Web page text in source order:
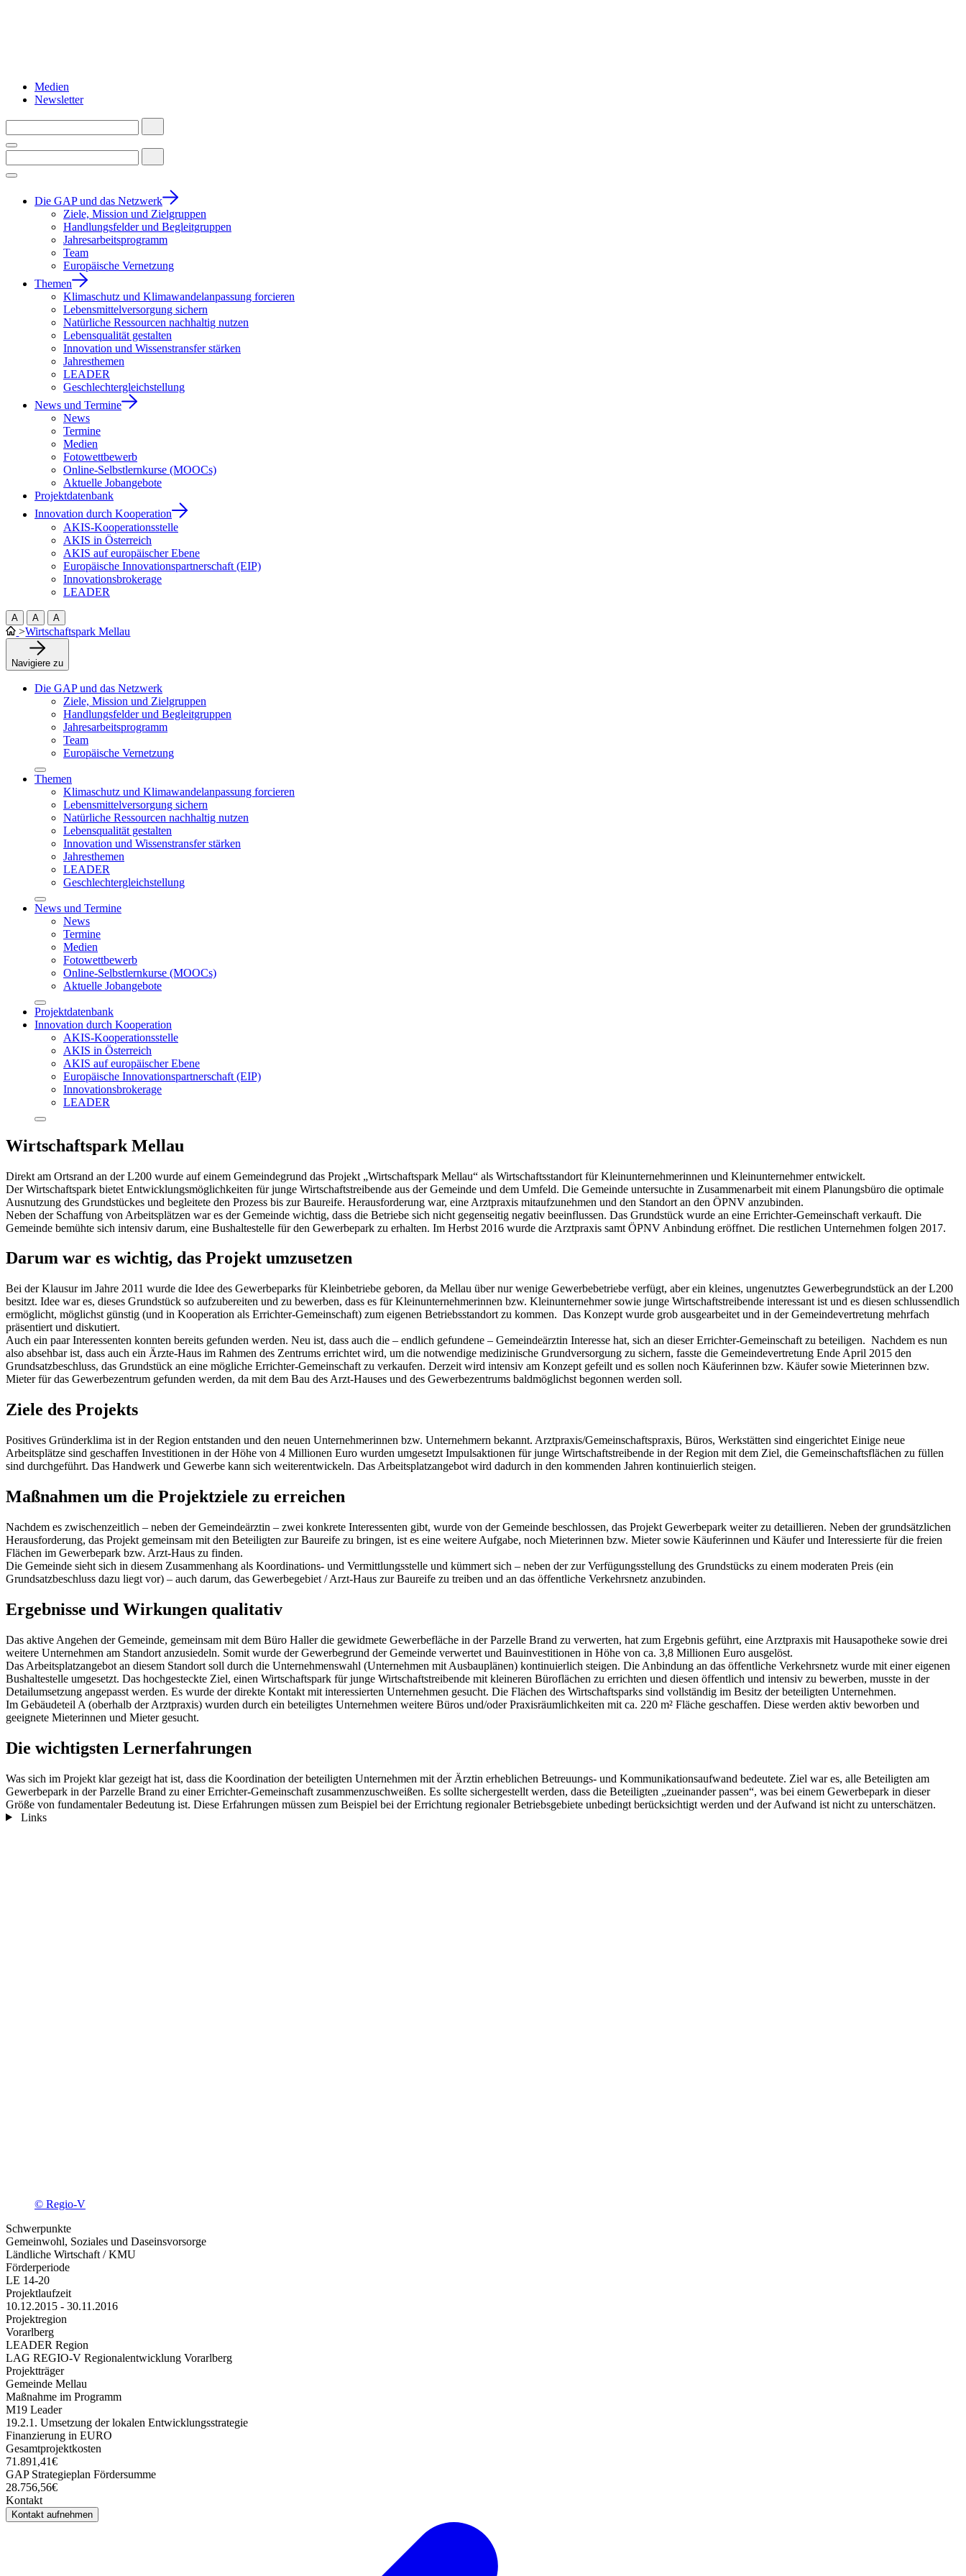
Medien
Newsletter
Die GAP und das Netzwerk
Ziele, Mission und Zielgruppen
Handlungsfelder und Begleitgruppen
Jahresarbeitsprogramm
Team
Europäische Vernetzung
Themen
Klimaschutz und Klimawandelanpassung forcieren
Lebensmittelversorgung sichern
Natürliche Ressourcen nachhaltig nutzen
Lebensqualität gestalten
Innovation und Wissenstransfer stärken
Jahresthemen
LEADER
Geschlechtergleichstellung
News und Termine
News
Termine
Medien
Fotowettbewerb
Online-Selbstlernkurse (MOOCs)
Aktuelle Jobangebote
Projektdatenbank
Innovation durch Kooperation
AKIS-Kooperationsstelle
AKIS in Österreich
AKIS auf europäischer Ebene
Europäische Innovationspartnerschaft (EIP)
Innovationsbrokerage
LEADER
A A A
>Wirtschaftspark Mellau
Navigiere zu
Die GAP und das Netzwerk
Ziele, Mission und Zielgruppen
Handlungsfelder und Begleitgruppen
Jahresarbeitsprogramm
Team
Europäische Vernetzung
Themen
Klimaschutz und Klimawandelanpassung forcieren
Lebensmittelversorgung sichern
Natürliche Ressourcen nachhaltig nutzen
Lebensqualität gestalten
Innovation und Wissenstransfer stärken
Jahresthemen
LEADER
Geschlechtergleichstellung
News und Termine
News
Termine
Medien
Fotowettbewerb
Online-Selbstlernkurse (MOOCs)
Aktuelle Jobangebote
Projektdatenbank
Innovation durch Kooperation
AKIS-Kooperationsstelle
AKIS in Österreich
AKIS auf europäischer Ebene
Europäische Innovationspartnerschaft (EIP)
Innovationsbrokerage
LEADER
Wirtschaftspark Mellau
Direkt am Ortsrand an der L200 wurde auf einem Gemeindegrund das Projekt „Wirtschaftspark Mellau“ als Wirtschaftsstandort für Kleinunternehmerinnen und Kleinunternehmer entwickelt.
Der Wirtschaftspark bietet Entwicklungsmöglichkeiten für junge Wirtschaftstreibende aus der Gemeinde und dem Umfeld. Die Gemeinde untersuchte in Zusammenarbeit mit einem Planungsbüro die optimale
Ausnutzung des Grundstückes und begleitete den Prozess bis zur Baureife. Herausforderung war, eine Arztpraxis mitaufzunehmen und den Standort an den ÖPNV anzubinden.
Neben der Schaffung von Arbeitsplätzen war es der Gemeinde wichtig, dass die Betriebe sich nicht gegenseitig negativ beeinflussen. Das Grundstück wurde an eine Errichter-Gemeinschaft verkauft. Die
Gemeinde bemühte sich intensiv darum, eine Bushaltestelle für den Gewerbepark zu erhalten. Im Herbst 2016 wurde die Arztpraxis samt ÖPNV Anbindung eröffnet. Die restlichen Unternehmen folgen 2017.
Darum war es wichtig, das Projekt umzusetzen
Bei der Klausur im Jahre 2011 wurde die Idee des Gewerbeparks für Kleinbetriebe geboren, da Mellau über nur wenige Gewerbebetriebe verfügt, aber ein kleines, ungenutztes Gewerbegrundstück an der L200
besitzt. Idee war es, dieses Grundstück so aufzubereiten und zu bewerben, dass es für Kleinunternehmerinnen bzw. Kleinunternehmer sowie junge Wirtschaftstreibende interessant ist und es diesen schlussendlich
ermöglicht, möglichst günstig (und in Kooperation als Errichter-Gemeinschaft) zum eigenen Betriebsstandort zu kommen. Das Konzept wurde grob ausgearbeitet und in der Gemeindevertretung mehrfach
präsentiert und diskutiert.
Auch ein paar Interessenten konnten bereits gefunden werden. Neu ist, dass auch die – endlich gefundene – Gemeindeärztin Interesse hat, sich an dieser Errichter-Gemeinschaft zu beteiligen. Nachdem es nun
also absehbar ist, dass auch ein Ärzte-Haus im Rahmen des Zentrums errichtet wird, um die notwendige medizinische Grundversorgung zu sichern, fasste die Gemeindevertretung Ende April 2015 den
Grundsatzbeschluss, das Grundstück an eine mögliche Errichter-Gemeinschaft zu verkaufen. Derzeit wird intensiv am Konzept gefeilt und es sollen noch Käuferinnen bzw. Käufer sowie Mieterinnen bzw.
Mieter für das Gewerbezentrum gefunden werden, da mit dem Bau des Arzt-Hauses und des Gewerbezentrums baldmöglichst begonnen werden soll.
Ziele des Projekts
Positives Gründerklima ist in der Region entstanden und den neuen Unternehmerinnen bzw. Unternehmern bekannt. Arztpraxis/Gemeinschaftspraxis, Büros, Werkstätten sind eingerichtet Einige neue
Arbeitsplätze sind geschaffen Investitionen in der Höhe von 4 Millionen Euro wurden umgesetzt Impulsaktionen für junge Wirtschaftstreibende in der Region mit dem Ziel, die Gemeinschaftsflächen zu füllen
sind durchgeführt. Das Handwerk und Gewerbe kann sich weiterentwickeln. Das Arbeitsplatzangebot wird dadurch in den kommenden Jahren kontinuierlich steigen.
Maßnahmen um die Projektziele zu erreichen
Nachdem es zwischenzeitlich – neben der Gemeindeärztin – zwei konkrete Interessenten gibt, wurde von der Gemeinde beschlossen, das Projekt Gewerbepark weiter zu detaillieren. Neben der grundsätzlichen
Herausforderung, das Projekt gemeinsam mit den Beteiligten zur Baureife zu bringen, ist es eine weitere Aufgabe, noch Mieterinnen bzw. Mieter sowie Käuferinnen und Käufer und Interessierte für die freien
Flächen im Gewerbepark bzw. Arzt-Haus zu finden.
Die Gemeinde sieht sich in diesem Zusammenhang als Koordinations- und Vermittlungsstelle und kümmert sich – neben der zur Verfügungsstellung des Grundstücks zu einem moderaten Preis (ein
Grundsatzbeschluss dazu liegt vor) – auch darum, das Gewerbegebiet / Arzt-Haus zur Baureife zu treiben und an das öffentliche Verkehrsnetz anzubinden.
Ergebnisse und Wirkungen qualitativ
Das aktive Angehen der Gemeinde, gemeinsam mit dem Büro Haller die gewidmete Gewerbefläche in der Parzelle Brand zu verwerten, hat zum Ergebnis geführt, eine Arztpraxis mit Hausapotheke sowie drei
weitere Unternehmen am Standort anzusiedeln. Somit wurde der Gewerbegrund der Gemeinde verwertet und Bauinvestitionen in Höhe von ca. 3,8 Millionen Euro ausgelöst.
Das Arbeitsplatzangebot an diesem Standort soll durch die Unternehmenswahl (Unternehmen mit Ausbauplänen) kontinuierlich steigen. Die Anbindung an das öffentliche Verkehrsnetz wurde mit einer eigenen
Bushaltestelle umgesetzt. Das hochgesteckte Ziel, einen Wirtschaftspark für junge Wirtschaftstreibende mit kleineren Büroflächen zu errichten und diesen öffentlich und intensiv zu bewerben, musste in der
Detailumsetzung angepasst werden. Es wurde der direkte Kontakt mit interessierten Unternehmen gesucht. Die Flächen des Wirtschaftsparks sind vollständig im Besitz der beteiligten Unternehmen.
Im Gebäudeteil A (oberhalb der Arztpraxis) wurden durch ein beteiligtes Unternehmen weitere Büros und/oder Praxisräumlichkeiten mit ca. 220 m² Fläche geschaffen. Diese werden aktiv beworben und
geeignete Mieterinnen und Mieter gesucht.
Die wichtigsten Lernerfahrungen
Was sich im Projekt klar gezeigt hat ist, dass die Koordination der beteiligten Unternehmen mit der Ärztin erheblichen Betreuungs- und Kommunikationsaufwand bedeutete. Ziel war es, alle Beteiligten am
Gewerbepark in der Parzelle Brand zu einer Errichter-Gemeinschaft zusammenzuschweißen. Es sollte sichergestellt werden, dass die Beteiligten „zueinander passen“, was bei einem Gewerbepark in dieser
Größe von fundamentaler Bedeutung ist. Diese Erfahrungen müssen zum Beispiel bei der Errichtung regionaler Betriebsgebiete unbedingt berücksichtigt werden und der Aufwand ist nicht zu unterschätzen.
Links
© Regio-V
Schwerpunkte
Gemeinwohl, Soziales und Daseinsvorsorge
Ländliche Wirtschaft / KMU
Förderperiode
LE 14-20
Projektlaufzeit
10.12.2015 - 30.11.2016
Projektregion
Vorarlberg
LEADER Region
LAG REGIO-V Regionalentwicklung Vorarlberg
Projektträger
Gemeinde Mellau
Maßnahme im Programm
M19 Leader
19.2.1. Umsetzung der lokalen Entwicklungsstrategie
Finanzierung in EURO
Gesamtprojektkosten
71.891,41€
GAP Strategieplan Fördersumme
28.756,56€
Kontakt
Kontakt aufnehmen